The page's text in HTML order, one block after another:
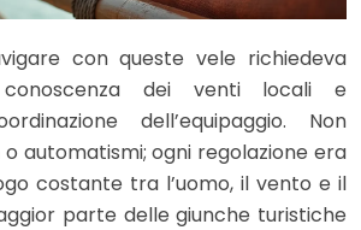
con queste vele richiedeva
dei venti locali e
dell’equipaggio. Non
automatismi; ogni regolazione era
costante tra l’uomo, il vento e il
parte delle giunche turistiche